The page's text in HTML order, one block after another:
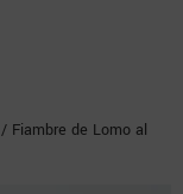
/ Fiambre de Lomo al